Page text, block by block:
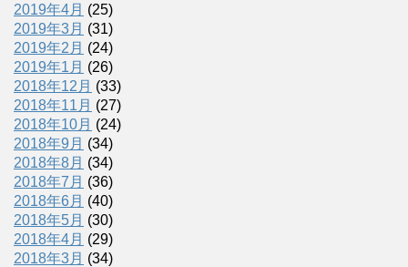
2019年4月 (25)
2019年3月 (31)
2019年2月 (24)
2019年1月 (26)
2018年12月 (33)
2018年11月 (27)
2018年10月 (24)
2018年9月 (34)
2018年8月 (34)
2018年7月 (36)
2018年6月 (40)
2018年5月 (30)
2018年4月 (29)
2018年3月 (34)